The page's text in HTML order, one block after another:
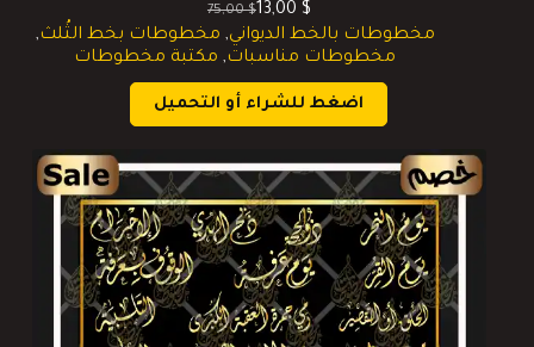
75,00$السعر
الأصلي
هو:
75,00 $.
13,00 $
السعر
الحالي
هو:
13,00 $.
مخطوطات بالخط الديواني, مخطوطات بخط الثُلث,
مخطوطات مناسبات, مكتبة مخطوطات
اضغط للشراء أو التحميل